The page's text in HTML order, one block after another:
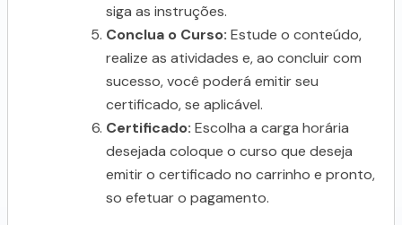
siga as instruções.
Conclua o Curso: Estude o conteúdo,
realize as atividades e, ao concluir com
sucesso, você poderá emitir seu
certificado, se aplicável.
Certificado: Escolha a carga horária
desejada coloque o curso que deseja
emitir o certificado no carrinho e pronto,
so efetuar o pagamento.